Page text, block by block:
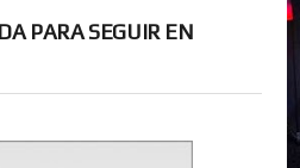
PARA SEGUIR EN